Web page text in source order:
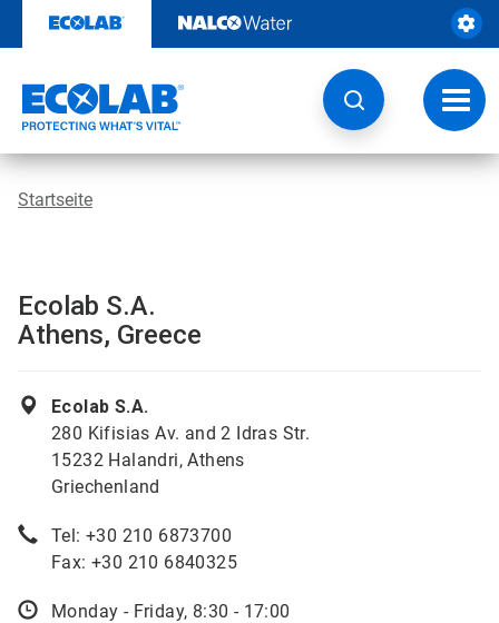
Inhalt
Startseite
Ecolab S.A.
Athens, Greece
Ecolab S.A.
280 Kifisias Av. and 2 Idras Str.
15232 Halandri, Athens
Griechenland
Tel: +30 210 6873700
Fax: +30 210 6840325
Monday - Friday, 8:30 - 17:00